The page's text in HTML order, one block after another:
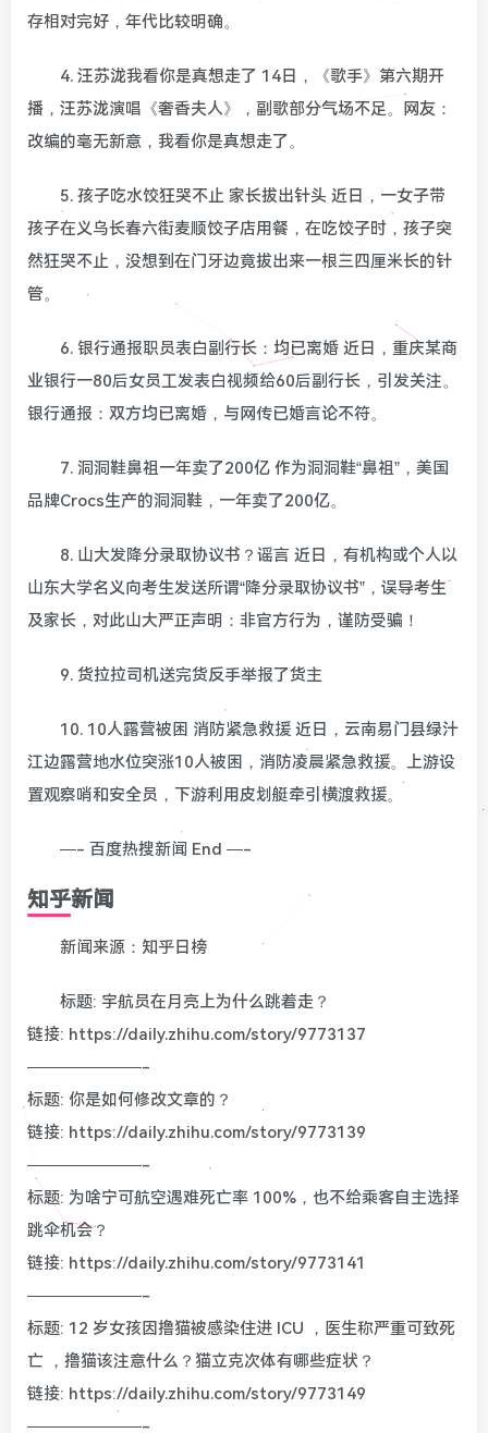
存相对完好，年代比较明确。
4. 汪苏泷我看你是真想走了 14日，《歌手》第六期开
播，汪苏泷演唱《奢香夫人》，副歌部分气场不足。网友：
改编的毫无新意，我看你是真想走了。
5. 孩子吃水饺狂哭不止 家长拔出针头 近日，一女子带
孩子在义乌长春六街麦顺饺子店用餐，在吃饺子时，孩子突
然狂哭不止，没想到在门牙边竟拔出来一根三四厘米长的针
管。
6. 银行通报职员表白副行长：均已离婚 近日，重庆某商
业银行一80后女员工发表白视频给60后副行长，引发关注。
银行通报：双方均已离婚，与网传已婚言论不符。
7. 洞洞鞋鼻祖一年卖了200亿 作为洞洞鞋“鼻祖”，美国
品牌Crocs生产的洞洞鞋，一年卖了200亿。
8. 山大发降分录取协议书？谣言 近日，有机构或个人以
山东大学名义向考生发送所谓“降分录取协议书”，误导考生
及家长，对此山大严正声明：非官方行为，谨防受骗！
9. 货拉拉司机送完货反手举报了货主
10. 10人露营被困 消防紧急救援 近日，云南易门县绿汁
江边露营地水位突涨10人被困，消防凌晨紧急救援。上游设
置观察哨和安全员，下游利用皮划艇牵引横渡救援。
—- 百度热搜新闻 End —-
知乎新闻
新闻来源：知乎日榜
标题: 宇航员在月亮上为什么跳着走？
链接: https://daily.zhihu.com/story/9773137
———————-
标题: 你是如何修改文章的？
链接: https://daily.zhihu.com/story/9773139
———————-
标题: 为啥宁可航空遇难死亡率 100%，也不给乘客自主选择
跳伞机会？
链接: https://daily.zhihu.com/story/9773141
———————-
标题: 12 岁女孩因撸猫被感染住进 ICU ，医生称严重可致死
亡 ，撸猫该注意什么？猫立克次体有哪些症状？
链接: https://daily.zhihu.com/story/9773149
———————-